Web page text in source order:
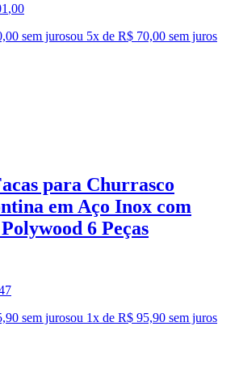
,00
sem jurosou 5x de R$ 70,00 sem juros
para Churrasco
em Aço Inox com
6 Peças
sem jurosou 1x de R$ 95,90 sem juros